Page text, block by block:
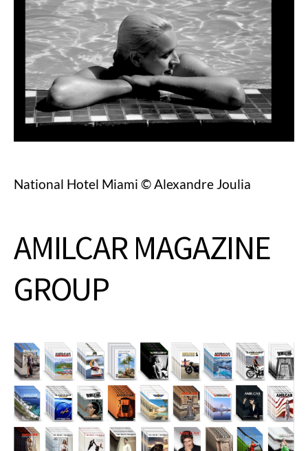
National Hotel Miami © Alexandre Joulia
AMILCAR MAGAZINE
GROUP